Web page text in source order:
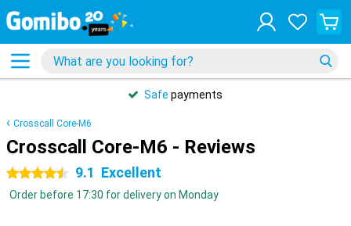
Safe payments
Crosscall Core-M6
Crosscall Core-M6 - Reviews
4.5 stars 9.1 Excellent
Order before 17:30 for delivery on Monday